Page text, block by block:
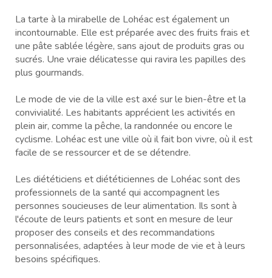
La tarte à la mirabelle de Lohéac est également un
incontournable. Elle est préparée avec des fruits frais et
une pâte sablée légère, sans ajout de produits gras ou
sucrés. Une vraie délicatesse qui ravira les papilles des
plus gourmands.
Le mode de vie de la ville est axé sur le bien-être et la
convivialité. Les habitants apprécient les activités en
plein air, comme la pêche, la randonnée ou encore le
cyclisme. Lohéac est une ville où il fait bon vivre, où il est
facile de se ressourcer et de se détendre.
Les diététiciens et diététiciennes de Lohéac sont des
professionnels de la santé qui accompagnent les
personnes soucieuses de leur alimentation. Ils sont à
l'écoute de leurs patients et sont en mesure de leur
proposer des conseils et des recommandations
personnalisées, adaptées à leur mode de vie et à leurs
besoins spécifiques.